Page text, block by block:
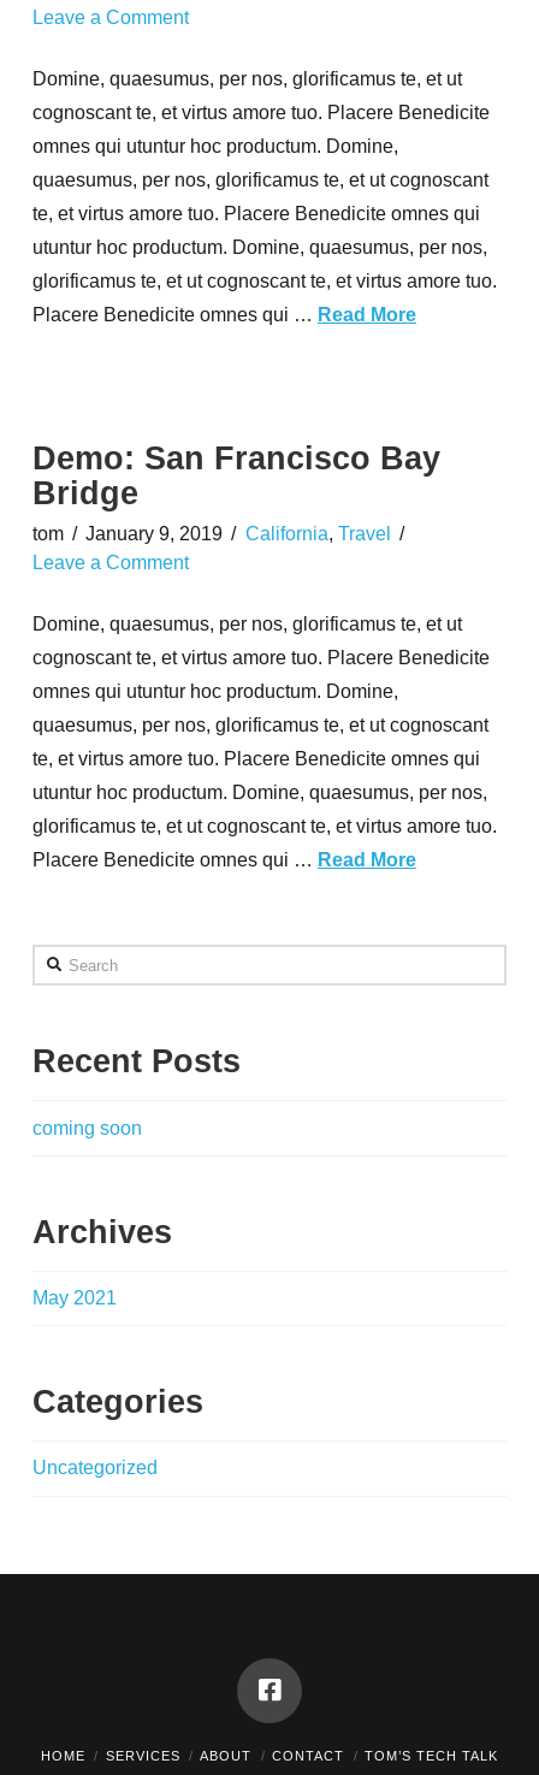
Leave a Comment
Domine, quaesumus, per nos, glorificamus te, et ut
cognoscant te, et virtus amore tuo. Placere Benedicite
omnes qui utuntur hoc productum. Domine,
quaesumus, per nos, glorificamus te, et ut cognoscant
te, et virtus amore tuo. Placere Benedicite omnes qui
utuntur hoc productum. Domine, quaesumus, per nos,
glorificamus te, et ut cognoscant te, et virtus amore tuo.
Placere Benedicite omnes qui … Read More
Demo: San Francisco Bay
Bridge
tom January 9, 2019 California, Travel
Leave a Comment
Domine, quaesumus, per nos, glorificamus te, et ut
cognoscant te, et virtus amore tuo. Placere Benedicite
omnes qui utuntur hoc productum. Domine,
quaesumus, per nos, glorificamus te, et ut cognoscant
te, et virtus amore tuo. Placere Benedicite omnes qui
utuntur hoc productum. Domine, quaesumus, per nos,
glorificamus te, et ut cognoscant te, et virtus amore tuo.
Placere Benedicite omnes qui … Read More
Search
Recent Posts
coming soon
Archives
May 2021
Categories
Uncategorized
HOME SERVICES ABOUT CONTACT TOM’S TECH TALK